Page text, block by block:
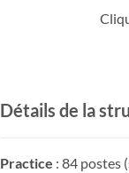
Détails de la
Practice : 84 postes